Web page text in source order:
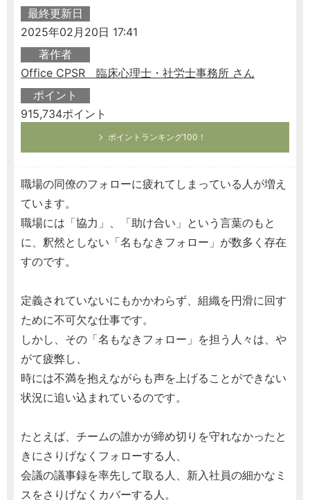
最終更新日
2025年02月20日 17:41
著作者
Office CPSR 臨床心理士・社労士事務所 さん
ポイント
915,734ポイント
ポイントランキング100！
職場の同僚のフォローに疲れてしまっている人が増え
ています。
職場には「協力」、「助け合い」という言葉のもと
に、釈然としない「名もなきフォロー」が数多く存在
すのです。
定義されていないにもかかわらず、組織を円滑に回す
ために不可欠な仕事です。
しかし、その「名もなきフォロー」を担う人々は、や
がて疲弊し、
時には不満を抱えながらも声を上げることができない
状況に追い込まれているのです。
たとえば、チームの誰かが締め切りを守れなかったと
きにさりげなくフォローする人、
会議の議事録を率先して取る人、新入社員の細かなミ
スをさりげなくカバーする人。